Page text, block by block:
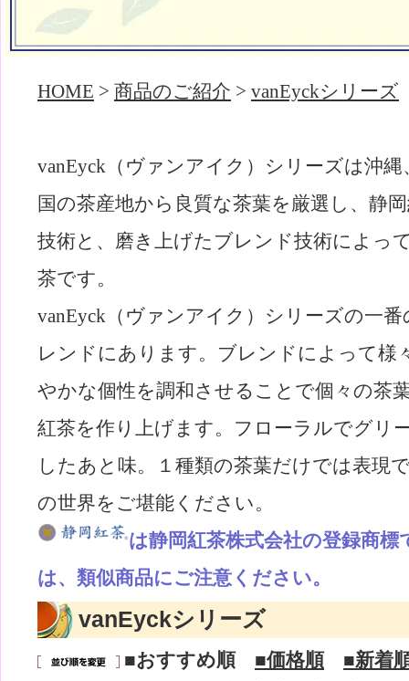
HOME > 商品のご紹介 > vanEyckシリーズ
vanEyck（ヴァンアイク）シリーズは沖
国の茶産地から良質な茶葉を厳選し、静
技術と、磨き上げたブレンド技術によっ
茶です。
vanEyck（ヴァンアイク）シリーズの一
レンドにあります。ブレンドによって様
やかな個性を調和させることで個々の茶
紅茶を作り上げます。フローラルでグリ
したあと味。１種類の茶葉だけでは表現
の世界をご堪能ください。
は静岡紅茶株式会社の登録商
は、類似商品にご注意ください。
vanEyckシリーズ
■おすすめ順 ■価格順 ■新着